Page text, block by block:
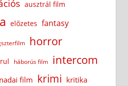
ausztrál film
előzetes fantasy
horror
háborús film intercom
film krimi kritika